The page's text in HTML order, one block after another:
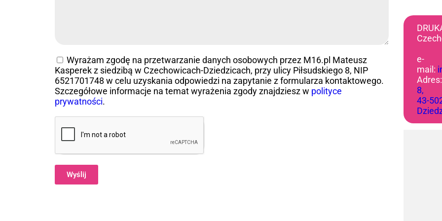
Wyrażam zgodę na przetwarzanie danych osobowych przez M16.pl Mateusz
Kasperek z siedzibą w Czechowicach-Dziedzicach, przy ulicy Piłsudskiego 8, NIP
6521701748 w celu uzyskania odpowiedzi na zapytanie z formularza kontaktowego.
Szczegółowe informacje na temat wyrażenia zgody znajdziesz w polityce
prywatności.
Wyślij
e-
mail:
Adres:
8,
43-